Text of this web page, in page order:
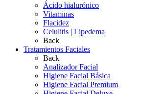
Ácido hialurónico
Vitaminas
Flacidez
Celulitis | Lipedema
Back
Tratamientos Faciales
Back
Analizador Facial
Higiene Facial Básica
Higiene Facial Premium